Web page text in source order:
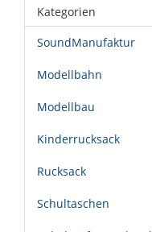
Kategorien
SoundManufaktur
Modellbahn
Modellbau
Kinderrucksack
Rucksack
Schultaschen